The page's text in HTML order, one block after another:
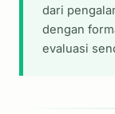
dari
dengan
evaluasi